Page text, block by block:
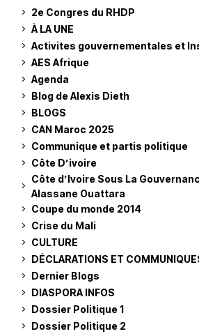
2e Congres du RHDP
À LA UNE
Activites gouvernementales et
AES Afrique
Agenda
Blog de Alexis Dieth
BLOGS
CAN Maroc 2025
Communique et partis politique
Côte D’ivoire
Côte d’Ivoire Sous La
Alassane Ouattara
Coupe du monde 2014
Crise du Mali
CULTURE
DÉCLARATIONS ET
Dernier Blogs
DIASPORA INFOS
Dossier Politique 1
Dossier Politique 2